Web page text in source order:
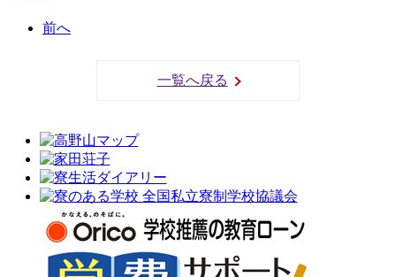
前へ
一覧へ戻る